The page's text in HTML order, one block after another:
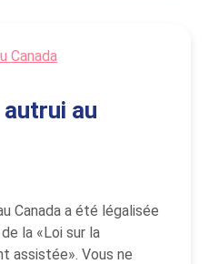
au
Canada a été légalisée
la «Loi sur la
assistée». Vous ne